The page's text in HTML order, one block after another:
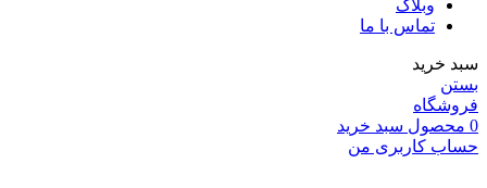
وبلاگ
تماس با ما
سبد خرید
بستن
فروشگاه
0 محصول سبد خرید
حساب کاربری من